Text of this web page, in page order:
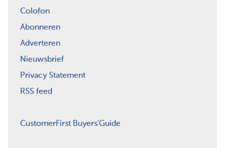
Colofon
Abonneren
Adverteren
Nieuwsbrief
Privacy Statement
RSS feed
CustomerFirst Buyers'Guide